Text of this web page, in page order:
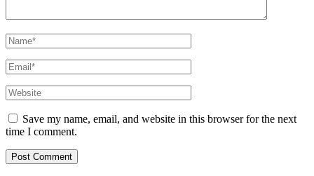
Save my name, email, and website in this browser for the next
time I comment.